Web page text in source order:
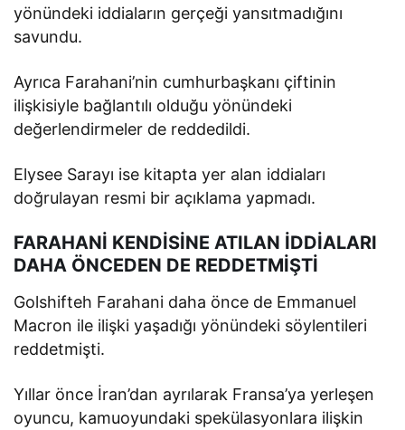
yönündeki iddiaların gerçeği yansıtmadığını
savundu.
Ayrıca Farahani’nin cumhurbaşkanı çiftinin
ilişkisiyle bağlantılı olduğu yönündeki
değerlendirmeler de reddedildi.
Elysee Sarayı ise kitapta yer alan iddiaları
doğrulayan resmi bir açıklama yapmadı.
FARAHANİ KENDİSİNE ATILAN İDDİALARI
DAHA ÖNCEDEN DE REDDETMİŞTİ
Golshifteh Farahani daha önce de Emmanuel
Macron ile ilişki yaşadığı yönündeki söylentileri
reddetmişti.
Yıllar önce İran’dan ayrılarak Fransa’ya yerleşen
oyuncu, kamuoyundaki spekülasyonlara ilişkin